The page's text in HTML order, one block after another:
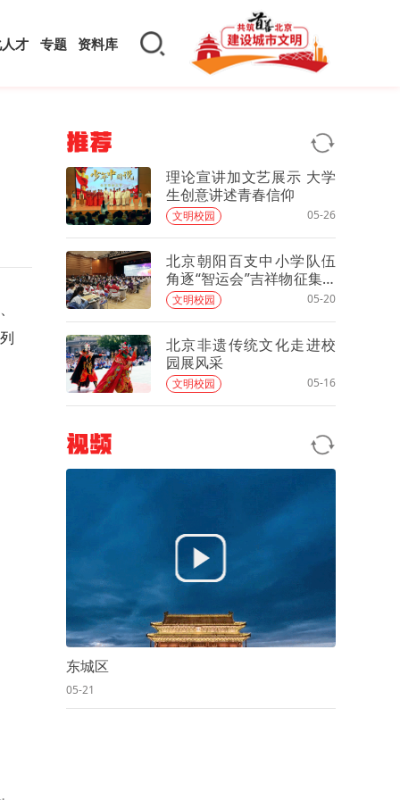
才 专题 资料库
推荐
理论宣讲加文艺展示 大学
生创意讲述青春信仰
文明校园 05-26
北京朝阳百支中小学队伍
角逐“智运会”吉祥物征集AI
创意作品
文明校园 05-20
北京非遗传统文化走进校
园展风采
文明校园 05-16
视频
东城区
05-21